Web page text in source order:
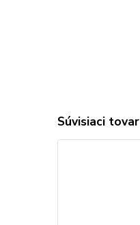
Súvisiaci tovar